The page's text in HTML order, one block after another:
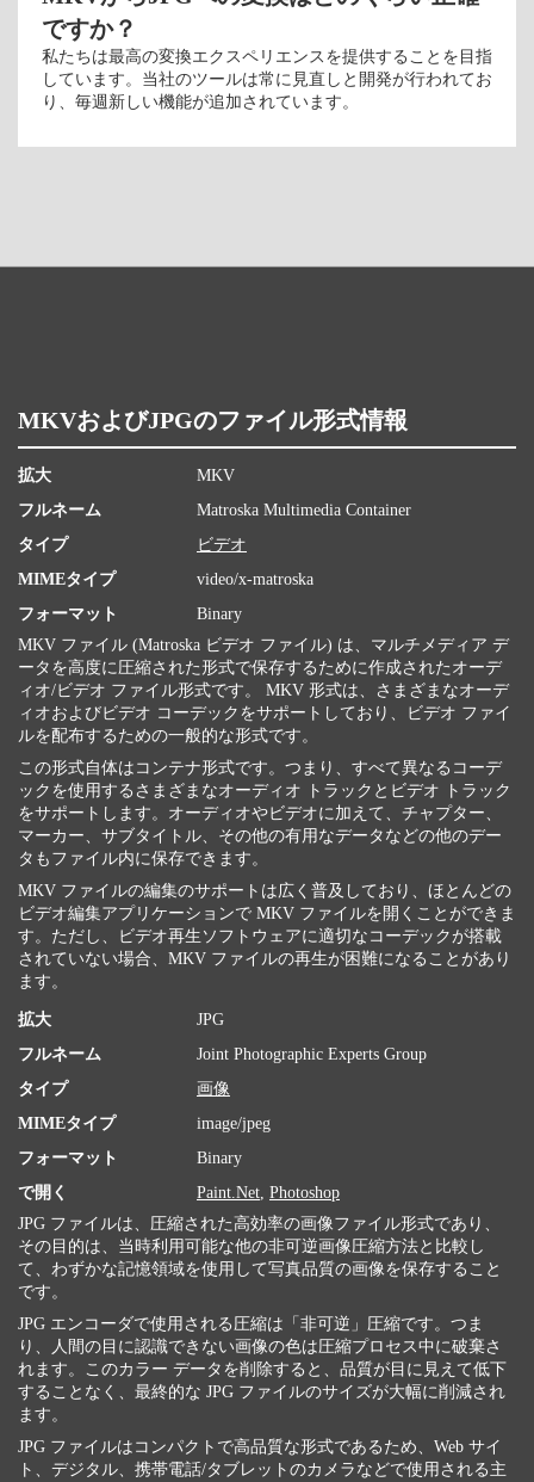
ですか？
私たちは最高の変換エクスペリエンスを提供することを目指
しています。当社のツールは常に見直しと開発が行われてお
り、毎週新しい機能が追加されています。
MKVおよびJPGのファイル形式情報
拡大
MKV
フルネーム
Matroska Multimedia Container
タイプ
ビデオ
MIMEタイプ
video/x-matroska
フォーマット
Binary
MKV ファイル (Matroska ビデオ ファイル) は、マルチメディア デ
ータを高度に圧縮された形式で保存するために作成されたオーデ
ィオ/ビデオ ファイル形式です。 MKV 形式は、さまざまなオーデ
ィオおよびビデオ コーデックをサポートしており、ビデオ ファイ
ルを配布するための一般的な形式です。
この形式自体はコンテナ形式です。つまり、すべて異なるコーデ
ックを使用するさまざまなオーディオ トラックとビデオ トラック
をサポートします。オーディオやビデオに加えて、チャプター、
マーカー、サブタイトル、その他の有用なデータなどの他のデー
タもファイル内に保存できます。
MKV ファイルの編集のサポートは広く普及しており、ほとんどの
ビデオ編集アプリケーションで MKV ファイルを開くことができま
す。ただし、ビデオ再生ソフトウェアに適切なコーデックが搭載
されていない場合、MKV ファイルの再生が困難になることがあり
ます。
拡大
JPG
フルネーム
Joint Photographic Experts Group
タイプ
画像
MIMEタイプ
image/jpeg
フォーマット
Binary
で開く
Paint.Net, Photoshop
JPG ファイルは、圧縮された高効率の画像ファイル形式であり、
その目的は、当時利用可能な他の非可逆画像圧縮方法と比較し
て、わずかな記憶領域を使用して写真品質の画像を保存すること
です。
JPG エンコーダで使用される圧縮は「非可逆」圧縮です。つま
り、人間の目に認識できない画像の色は圧縮プロセス中に破棄さ
れます。このカラー データを削除すると、品質が目に見えて低下
することなく、最終的な JPG ファイルのサイズが大幅に削減され
ます。
JPG ファイルはコンパクトで高品質な形式であるため、Web サイ
ト、デジタル、携帯電話/タブレットのカメラなどで使用される主